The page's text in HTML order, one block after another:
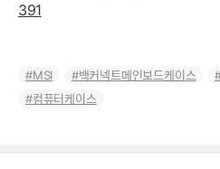
391
MSI 백커넥트메인보드케이스
컴퓨터케이스